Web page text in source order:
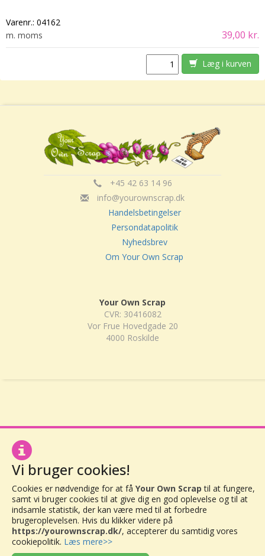
Varenr.: 04162
m. moms
39,00 kr.
Læg i kurven
+45 42 63 14 96
info@yourownscrap.dk
Handelsbetingelser
Persondatapolitik
Nyhedsbrev
Om Your Own Scrap
Your Own Scrap
CVR: 30416082
Vor Frue Hovedgade 20
4000 Roskilde
Vi bruger cookies!
Cookies er nødvendige for at få Your Own Scrap til at fungere,
samt vi bruger cookies til at give dig en god oplevelse og til at
indsamle statistik, der kan være med til at forbedre
brugeroplevelsen. Hvis du klikker videre på
https://yourownscrap.dk/, accepterer du samtidig vores
cookiepolitik. Læs mere>>